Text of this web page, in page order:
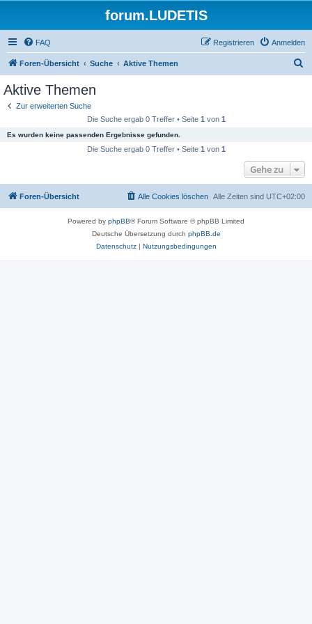
forum.LUDETIS
FAQ Anmelden
Registrieren
Foren-Übersicht Suche Aktive Themen
Aktive Themen
Zur erweiterten Suche
Die Suche ergab 0 Treffer • Seite 1 von 1
Es wurden keine passenden Ergebnisse gefunden.
Die Suche ergab 0 Treffer • Seite 1 von 1
Gehe zu
Foren-Übersicht Alle Zeiten sind UTC+02:00
Alle Cookies löschen
Powered by phpBB® Forum Software © phpBB Limited
Deutsche Übersetzung durch phpBB.de
Datenschutz| Nutzungsbedingungen